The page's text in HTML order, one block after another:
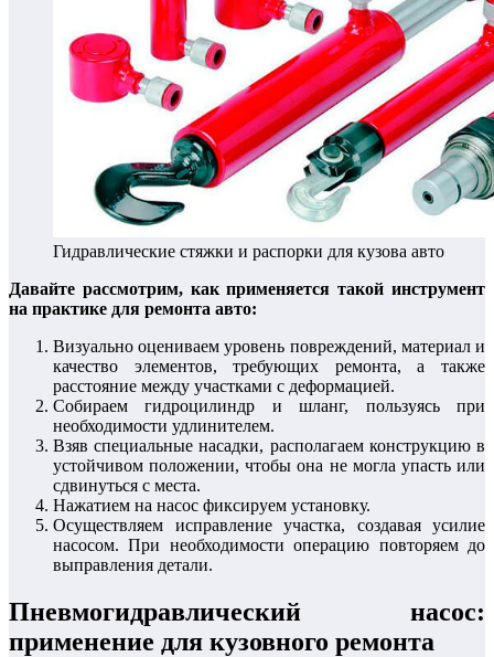
Гидравлические стяжки и распорки для кузова авто
Давайте рассмотрим, как применяется такой инструмент
на практике для ремонта авто:
Визуально оцениваем уровень повреждений, материал и
качество элементов, требующих ремонта, а также
расстояние между участками с деформацией.
Собираем гидроцилиндр и шланг, пользуясь при
необходимости удлинителем.
Взяв специальные насадки, располагаем конструкцию в
устойчивом положении, чтобы она не могла упасть или
сдвинуться с места.
Нажатием на насос фиксируем установку.
Осуществляем исправление участка, создавая усилие
насосом. При необходимости операцию повторяем до
выправления детали.
Пневмогидравлический насос:
применение для кузовного ремонта